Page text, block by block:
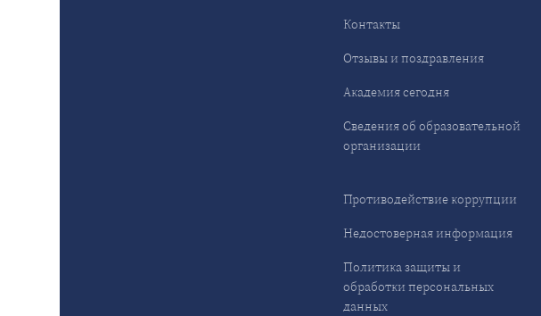
Контакты
Отзывы и поздравления
Академия сегодня
Сведения об образовательной
организации
Противодействие коррупции
Недостоверная информация
Политика защиты и
обработки персональных
данных